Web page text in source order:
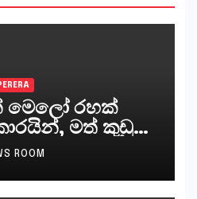
මෙලෝ රහක්
මත් කුඩු
අලෙවි
මහජන
ROOM